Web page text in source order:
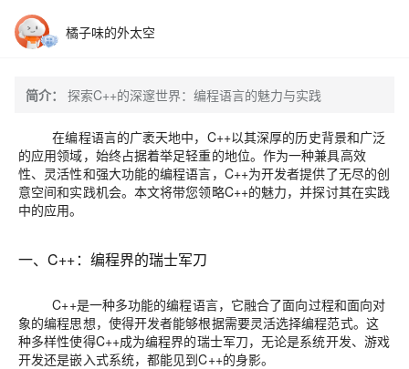
橘子味的外太空
简介： 探索C++的深邃世界：编程语言的魅力与实践
在编程语言的广袤天地中，C++以其深厚的历史背景和广泛
的应用领域，始终占据着举足轻重的地位。作为一种兼具高效
性、灵活性和强大功能的编程语言，C++为开发者提供了无尽的创
意空间和实践机会。本文将带您领略C++的魅力，并探讨其在实践
中的应用。
一、C++：编程界的瑞士军刀
C++是一种多功能的编程语言，它融合了面向过程和面向对
象的编程思想，使得开发者能够根据需要灵活选择编程范式。这
种多样性使得C++成为编程界的瑞士军刀，无论是系统开发、游戏
开发还是嵌入式系统，都能见到C++的身影。